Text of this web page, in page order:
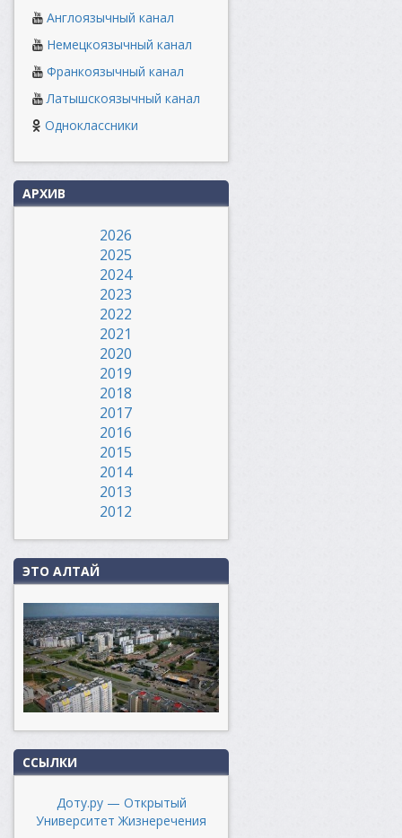
Англоязычный канал
Немецкоязычный канал
Франкоязычный канал
Латышскоязычный канал
Одноклассники
АРХИВ
2026
2025
2024
2023
2022
2021
2020
2019
2018
2017
2016
2015
2014
2013
2012
ЭТО АЛТАЙ
ССЫЛКИ
Доту.ру — Открытый
Университет Жизнеречения